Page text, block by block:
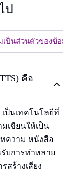
ป
เป็นส่วนตัวของข้อมู
คือ
ป็นเทคโนโลยีที่
เขียนให้เป็น
ความ หนังสือ
บการทำหลาย
สร้างเสียง